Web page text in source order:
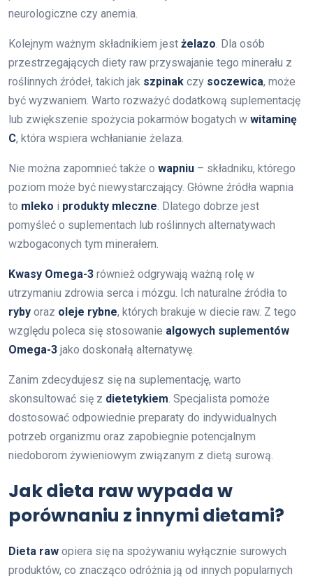
neurologiczne czy anemia.
Kolejnym ważnym składnikiem jest żelazo . Dla osób
przestrzegających diety raw przyswajanie tego minerału z
roślinnych źródeł, takich jak szpinak czy soczewica, może
być wyzwaniem. Warto rozważyć dodatkową suplementację
lub zwiększenie spożycia pokarmów bogatych w witaminę
C, która wspiera wchłanianie żelaza.
Nie można zapomnieć także o wapniu – składniku, którego
poziom może być niewystarczający. Główne źródła wapnia
to mleko i produkty mleczne . Dlatego dobrze jest
pomyśleć o suplementach lub roślinnych alternatywach
wzbogaconych tym minerałem.
Kwasy Omega-3 również odgrywają ważną rolę w
utrzymaniu zdrowia serca i mózgu. Ich naturalne źródła to
ryby oraz oleje rybne, których brakuje w diecie raw. Z tego
względu poleca się stosowanie algowych suplementów
Omega-3 jako doskonałą alternatywę.
Zanim zdecydujesz się na suplementację, warto
skonsultować się z dietetykiem . Specjalista pomoże
dostosować odpowiednie preparaty do indywidualnych
potrzeb organizmu oraz zapobiegnie potencjalnym
niedoborom żywieniowym związanym z dietą surową.
Jak dieta raw wypada w
porównaniu z innymi dietami?
Dieta raw opiera się na spożywaniu wyłącznie surowych
produktów, co znacząco odróżnia ją od innych popularnych